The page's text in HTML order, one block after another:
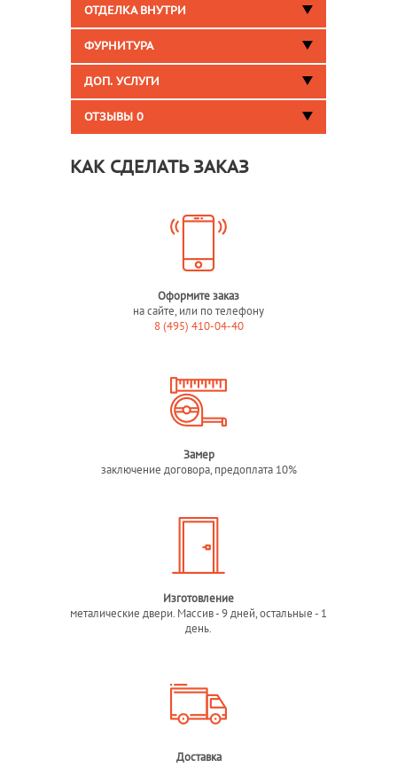
ОТДЕЛКА ВНУТРИ
ФУРНИТУРА
ДОП. УСЛУГИ
ОТЗЫВЫ 0
КАК СДЕЛАТЬ ЗАКАЗ
Оформите заказ
на сайте, или по телефону
8 (495) 410-04-40
Замер
заключение договора, предоплата 10%
Изготовление
металические двери. Массив - 9 дней, остальные - 1
день.
Доставка